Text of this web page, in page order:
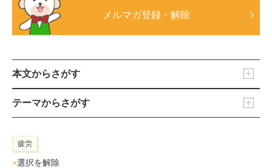
メルマガ登録・解除
本文からさがす
テーマからさがす
疲労
×選択を解除